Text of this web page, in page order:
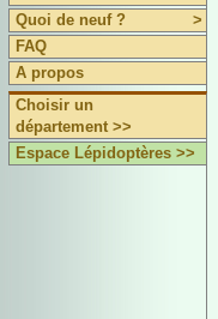
Quoi de neuf ?
>
FAQ
A propos
Choisir un
département >>
Espace Lépidoptères >>